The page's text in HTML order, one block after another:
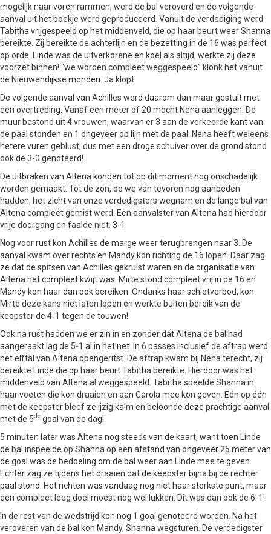
mogelijk naar voren rammen, werd de bal veroverd en de volgende
aanval uit het boekje werd geproduceerd. Vanuit de verdediging werd
Tabitha vrijgespeeld op het middenveld, die op haar beurt weer Shanna
bereikte. Zij bereikte de achterlijn en de bezetting in de 16 was perfect
op orde. Linde was de uitverkorene en koel als altijd, werkte zij deze
voorzet binnen! “we worden compleet weggespeeld” klonk het vanuit
de Nieuwendijkse monden. Ja klopt.
De volgende aanval van Achilles werd daarom dan maar gestuit met
een overtreding. Vanaf een meter of 20 mocht Nena aanleggen. De
muur bestond uit 4 vrouwen, waarvan er 3 aan de verkeerde kant van
de paal stonden en 1 ongeveer op lijn met de paal. Nena heeft weleens
hetere vuren geblust, dus met een droge schuiver over de grond stond
ook de 3-0 genoteerd!
De uitbraken van Altena konden tot op dit moment nog onschadelijk
worden gemaakt. Tot de zon, de we van tevoren nog aanbeden
hadden, het zicht van onze verdedigsters wegnam en de lange bal van
Altena compleet gemist werd. Een aanvalster van Altena had hierdoor
vrije doorgang en faalde niet. 3-1
Nog voor rust kon Achilles de marge weer terugbrengen naar 3. De
aanval kwam over rechts en Mandy kon richting de 16 lopen. Daar zag
ze dat de spitsen van Achilles gekruist waren en de organisatie van
Altena het compleet kwijt was. Mirte stond compleet vrij in de 16 en
Mandy kon haar dan ook bereiken. Ondanks haar schietverbod, kon
Mirte deze kans niet laten lopen en werkte buiten bereik van de
keepster de 4-1 tegen de touwen!
Ook na rust hadden we er zin in en zonder dat Altena de bal had
aangeraakt lag de 5-1 al in het net. In 6 passes inclusief de aftrap werd
het elftal van Altena opengeritst. De aftrap kwam bij Nena terecht, zij
bereikte Linde die op haar beurt Tabitha bereikte. Hierdoor was het
middenveld van Altena al weggespeeld. Tabitha speelde Shanna in
haar voeten die kon draaien en aan Carola mee kon geven. Eén op één
met de keepster bleef ze ijzig kalm en beloonde deze prachtige aanval
met de 5de goal van de dag!
5 minuten later was Altena nog steeds van de kaart, want toen Linde
de bal inspeelde op Shanna op een afstand van ongeveer 25 meter van
de goal was de bedoeling om de bal weer aan Linde mee te geven.
Echter zag ze tijdens het draaien dat de keepster bijna bij de rechter
paal stond. Het richten was vandaag nog niet haar sterkste punt, maar
een compleet leeg doel moest nog wel lukken. Dit was dan ook de 6-1!
In de rest van de wedstrijd kon nog 1 goal genoteerd worden. Na het
veroveren van de bal kon Mandy, Shanna wegsturen. De verdedigster